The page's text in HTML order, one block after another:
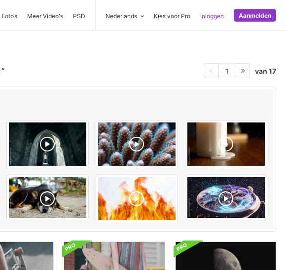
Foto‘s Meer Video's PSD Nederlands Kies voor Pro Inloggen Aanmelden
1 van 17